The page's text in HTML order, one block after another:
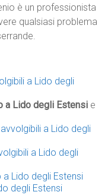
è un professionista
qualsiasi problema
a Lido degli
a Lido degli Estensi e
a Lido degli
a Lido degli
Lido degli Estensi
degli Estensi